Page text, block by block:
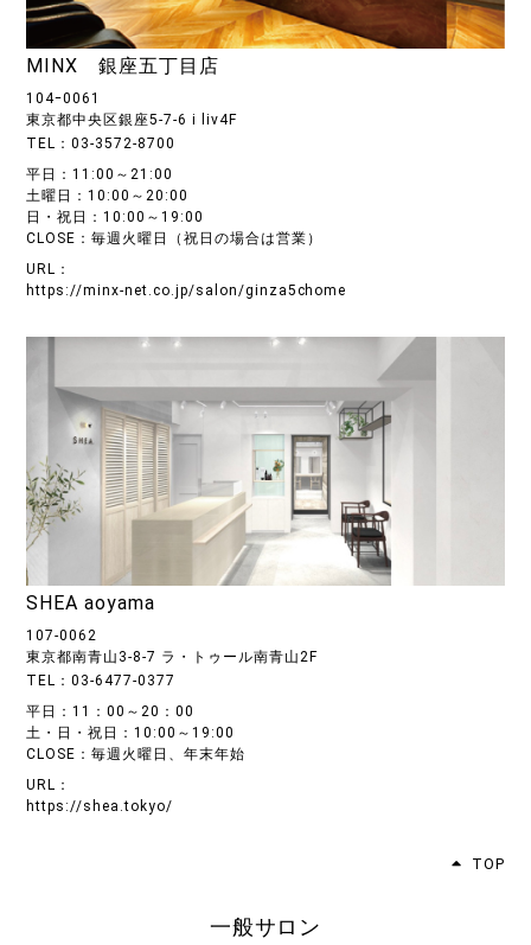
MINX 銀座五丁目店
104ｰ0061
東京都中央区銀座5-7-6 i liv4F
TEL：03-3572-8700
平日：11:00～21:00
土曜日：10:00～20:00
日・祝日：10:00～19:00
CLOSE：毎週火曜日（祝日の場合は営業）
URL：
https://minx-net.co.jp/salon/ginza5chome
SHEA aoyama
107-0062
東京都南青山3-8-7 ラ・トゥール南青山2F
TEL：03-6477-0377
平日：11：00～20：00
土・日・祝日：10:00～19:00
CLOSE：毎週火曜日、年末年始
URL：
https://shea.tokyo/
TOP
一般サロン